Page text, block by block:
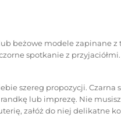
beżowe modele zapinane z
spotkanie z
szereg propozycji. Czarna
lub imprezę. Nie
załóż do niej delikatne